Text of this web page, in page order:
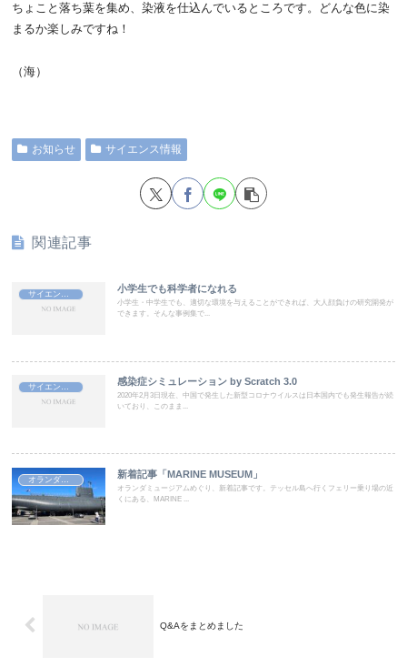
ちょこと落ち葉を集め、染液を仕込んでいるところです。どんな色に染
まるか楽しみですね！
（海）
お知らせ サイエンス情報
関連記事
サイエンス情報
小学生でも科学者になれる
小学生・中学生でも、適切な環境を与えることができれば、大人顔負けの研究開発が
できます。そんな事例集で...
サイエンス情報
感染症シミュレーション by Scratch 3.0
2020年2月3日現在、中国で発生した新型コロナウイルスは日本国内でも発生報告が続
いており、このまま...
新着記事「MARINE MUSEUM」
オランダミュージアムめぐり、新着記事です。テッセル島へ行くフェリー乗り場の近
くにある、MARINE ...
Q&Aをまとめました